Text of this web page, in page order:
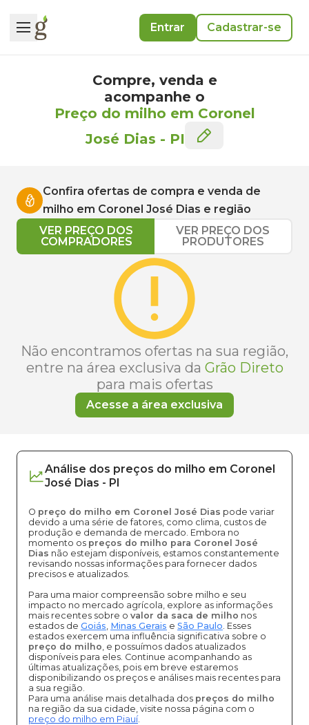
Entrar Cadastrar-se
Compre, venda e
acompanhe o
Preço do milho em Coronel
José Dias - PI
Confira ofertas de compra e venda de
milho em Coronel José Dias e região
VER PREÇO DOS
COMPRADORES
VER PREÇO DOS
PRODUTORES
Não encontramos ofertas na sua região,
entre na área exclusiva da Grão Direto
para mais ofertas
Acesse a área exclusiva
Análise dos preços do milho em Coronel
José Dias - PI
O preço do milho em Coronel José Dias pode variar
devido a uma série de fatores, como clima, custos de
produção e demanda de mercado. Embora no
momento os preços do milho para Coronel José
Dias não estejam disponíveis, estamos constantemente
revisando nossas informações para fornecer dados
precisos e atualizados.
Para uma maior compreensão sobre milho e seu
impacto no mercado agrícola, explore as informações
mais recentes sobre o valor da saca de milho nos
estados de Goiás, Minas Gerais e São Paulo. Esses
estados exercem uma influência significativa sobre o
preço do milho, e possuímos dados atualizados
disponíveis para eles. Continue acompanhando as
últimas atualizações, pois em breve estaremos
disponibilizando os preços e análises mais recentes para
a sua região.
Para uma análise mais detalhada dos preços do milho
na região da sua cidade, visite nossa página com o
preço do milho em Piauí.